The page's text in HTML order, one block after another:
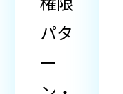
パタ
ー